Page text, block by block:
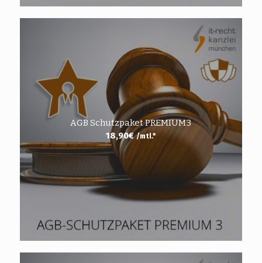
AGB Schutzpaket PREMIUM3
18,90€ /mtl.*